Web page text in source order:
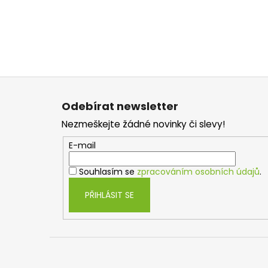
Odebírat newsletter
Nezmeškejte žádné novinky či slevy!
E-mail
Souhlasím se zpracováním osobních údajů.
PŘIHLÁSIT SE